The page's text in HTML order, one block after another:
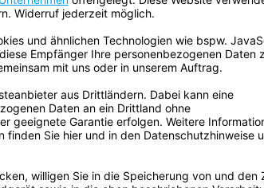
Standard
Enthält flüssigen Inhalt: